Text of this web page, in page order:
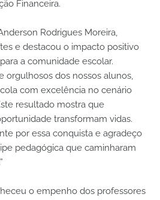
Financeira.
Rodrigues Moreira,
e destacou o impacto positivo
a comunidade escolar.
orgulhosos dos nossos alunos,
com excelência no cenário
resultado mostra que
transformam vidas.
por essa conquista e agradeço
pedagógica que caminharam
o empenho dos professores